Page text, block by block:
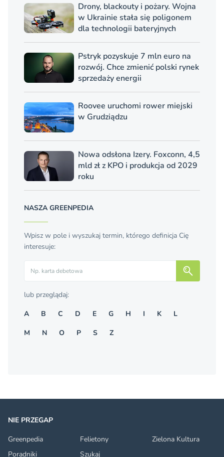
Drony, blackouty i pożary. Wojna
w Ukrainie stała się poligonem
dla technologii bateryjnych
Pstryk pozyskuje 7 mln euro na
rozwój. Chce zmienić polski rynek
sprzedaży energii
Roovee uruchomi rower miejski
w Grudziądzu
Nowa odsłona Izery. Foxconn, 4,5
mld zł z KPO i produkcja od 2029
roku
NASZA GREENPEDIA
Wpisz w pole i wyszukaj termin, którego definicja Cię
interesuje:
lub przeglądaj:
A
B C D E G H I K
L
M
N O P S Z
NIE PRZEGAP
Greenpedia
Felietony
Zielona Kultura
Poradniki
Szukaj